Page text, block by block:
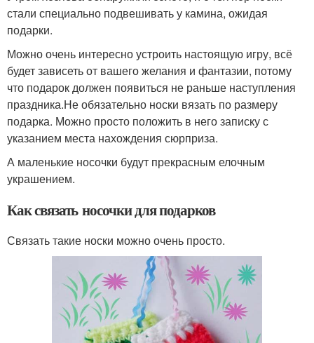
стали специально подвешивать у камина, ожидая
подарки.
Можно очень интересно устроить настоящую игру, всё
будет зависеть от вашего желания и фантазии, потому
что подарок должен появиться не раньше наступления
праздника.Не обязательно носки вязать по размеру
подарка. Можно просто положить в него записку с
указанием места нахождения сюрприза.
А маленькие носочки будут прекрасным елочным
украшением.
Как связать носочки для подарков
Связать такие носки можно очень просто.